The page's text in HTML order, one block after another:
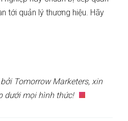
tới quản lý thương hiệu. Hãy
Tomorrow Marketers, xin
dưới mọi hình thức!